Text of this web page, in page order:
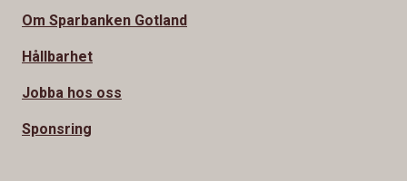
Om Sparbanken Gotland
Hållbarhet
Jobba hos oss
Sponsring